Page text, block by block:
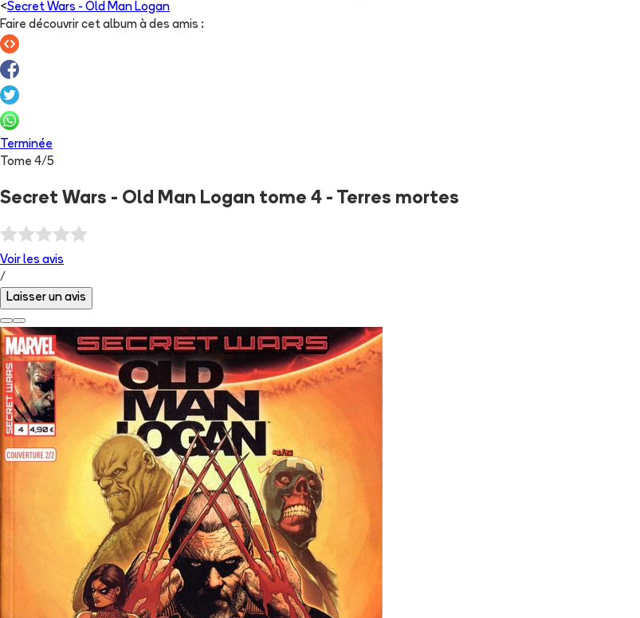
<Secret Wars - Old Man Logan
Faire découvrir cet album à des amis :
Terminée
Tome 4/5
Secret Wars - Old Man Logan tome 4 - Terres mortes
Voir les avis
/
Laisser un avis